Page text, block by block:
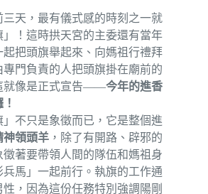
三天，最有儀式感的時刻之一就
」！這時拱天宮的主委還有當年
起把頭旗舉起來、向媽祖行禮拜
專門負責的人把頭旗掛在廟前的
就像是正式宣告——今年的進香
」不只是象徵而已，它是整個進
神領頭羊 ，除了有開路、辟邪的
徵著要帶領人間的隊伍和媽祖身
兵馬」一起前行。執旗的工作通
性，因為這份任務特別強調陽剛